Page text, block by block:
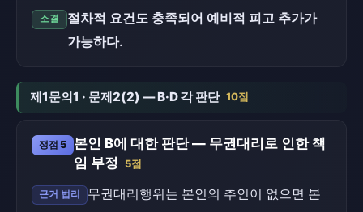
소결
절차적 요건도 충족되어 예비적 피고 추가가
가능하다.
제1문의1 · 문제2(2) — B·D 각 판단 10점
쟁점 5
본인 B에 대한 판단 — 무권대리로 인한 책
임 부정 5점
근거 법리
무권대리행위는 본인의 추인이 없으면 본